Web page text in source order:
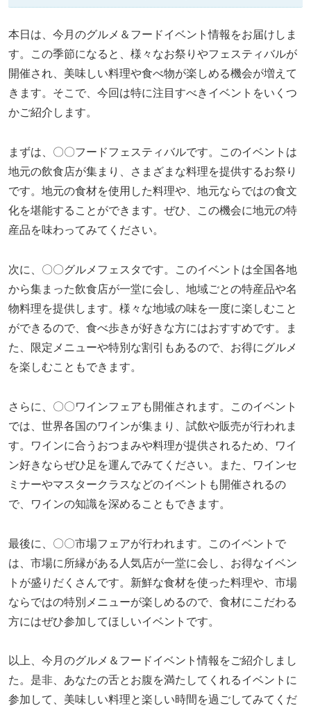
本日は、今月のグルメ＆フードイベント情報をお届けしま
す。この季節になると、様々なお祭りやフェスティバルが
開催され、美味しい料理や食べ物が楽しめる機会が増えて
きます。そこで、今回は特に注目すべきイベントをいくつ
かご紹介します。
まずは、〇〇フードフェスティバルです。このイベントは
地元の飲食店が集まり、さまざまな料理を提供するお祭り
です。地元の食材を使用した料理や、地元ならではの食文
化を堪能することができます。ぜひ、この機会に地元の特
産品を味わってみてください。
次に、〇〇グルメフェスタです。このイベントは全国各地
から集まった飲食店が一堂に会し、地域ごとの特産品や名
物料理を提供します。様々な地域の味を一度に楽しむこと
ができるので、食べ歩きが好きな方にはおすすめです。ま
た、限定メニューや特別な割引もあるので、お得にグルメ
を楽しむこともできます。
さらに、〇〇ワインフェアも開催されます。このイベント
では、世界各国のワインが集まり、試飲や販売が行われま
す。ワインに合うおつまみや料理が提供されるため、ワイ
ン好きならぜひ足を運んでみてください。また、ワインセ
ミナーやマスタークラスなどのイベントも開催されるの
で、ワインの知識を深めることもできます。
最後に、〇〇市場フェアが行われます。このイベントで
は、市場に所縁がある人気店が一堂に会し、お得なイベン
トが盛りだくさんです。新鮮な食材を使った料理や、市場
ならではの特別メニューが楽しめるので、食材にこだわる
方にはぜひ参加してほしいイベントです。
以上、今月のグルメ＆フードイベント情報をご紹介しまし
た。是非、あなたの舌とお腹を満たしてくれるイベントに
参加して、美味しい料理と楽しい時間を過ごしてみてくだ